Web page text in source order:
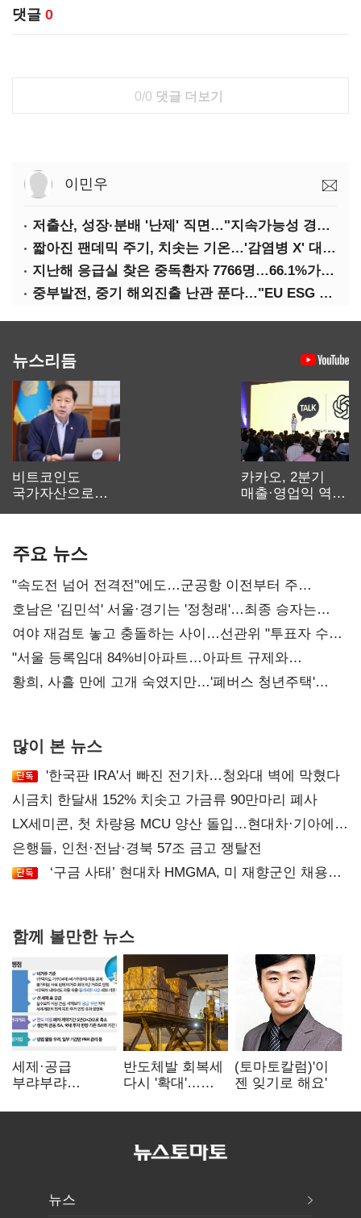
댓글 0
0/0 댓글 더보기
이민우
저출산, 성장·분배 '난제' 직면…"지속가능성 경고등"
짧아진 팬데믹 주기, 치솟는 기온…'감염병 X' 대비해야
지난해 응급실 찾은 중독환자 7766명…66.1%가 '의도적 중독'
중부발전, 중기 해외진출 난관 푼다…"EU ESG 실사 공동 대응"
뉴스리듬
비트코인도
국가자산으로…'
카카오, 2분기
매출·영업익 역대
주요 뉴스
"속도전 넘어 전격전"에도…군공항 이전부터 주
52시간까지 '뇌관'
호남은 '김민석' 서울·경기는 '정청래'…최종 승자는
'안갯속'
여야 재검토 놓고 충돌하는 사이…선관위 "투표자 수
오차 당연"
"서울 등록임대 84%비아파트…아파트 규제와
달리해야"
황희, 사흘 만에 고개 숙였지만…'폐버스 청년주택'
많이 본 뉴스
'한국판 IRA'서 빠진 전기차…청와대 벽에 막혔다
시금치 한달새 152% 치솟고 가금류 90만마리 폐사
LX세미콘, 첫 차량용 MCU 양산 돌입…현대차·기아에
공급
은행들, 인천·전남·경북 57조 금고 쟁탈전
‘구금 사태’ 현대차 HMGMA, 미 재향군인 채용
함께 볼만한 뉴스
세제·공급
부랴부랴
김윤덕' 책임론
반도체발 회복세
다시 '확대'…
5.8% 반등
(토마토칼럼)'이
젠 잊기로 해요'
뉴스